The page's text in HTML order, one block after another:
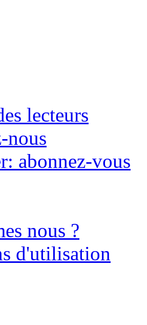
lecteurs
nous
abonnez-vous
nous ?
d'utilisation